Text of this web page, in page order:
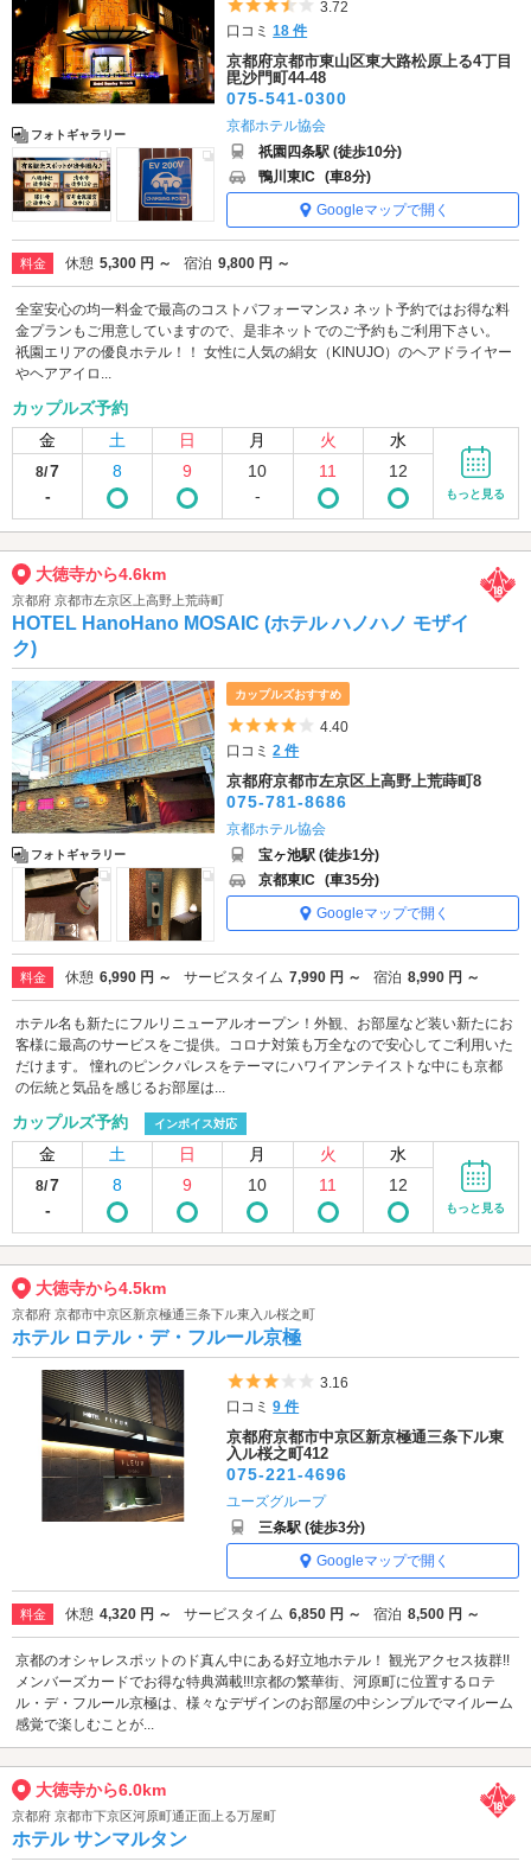
フォトギャラリー
5つ星のうち3.5
3.72
口コミ18 件
京都府京都市東山区東大路松原上る4丁目
毘沙門町44-48
075-541-0300
京都ホテル協会
祇園四条駅 (徒歩10分)
鴨川東IC (車8分)
Googleマップで開く
料金 休憩 5,300 円 ～ 宿泊 9,800 円 ～
全室安心の均一料金で最高のコストパフォーマンス♪ ネット予約ではお得な料
金プランもご用意していますので、是非ネットでのご予約もご利用下さい。
祇園エリアの優良ホテル！！ 女性に人気の絹女（KINUJO）のヘアドライヤー
やヘアアイロ...
カップルズ予約
金
土 日 月 火 水
8/7
-
8 9
10
-
11 12
もっと見る
大徳寺から4.6km
京都府 京都市左京区上高野上荒蒔町
HOTEL HanoHano MOSAIC (ホテル ハノハノ モザイ
ク)
フォトギャラリー
カップルズおすすめ
5つ星のうち4
4.40
口コミ2 件
京都府京都市左京区上高野上荒蒔町8
075-781-8686
京都ホテル協会
宝ヶ池駅 (徒歩1分)
京都東IC (車35分)
Googleマップで開く
料金 休憩 6,990 円 ～ サービスタイム 7,990 円 ～ 宿泊 8,990 円 ～
ホテル名も新たにフルリニューアルオープン！外観、お部屋など装い新たにお
客様に最高のサービスをご提供。コロナ対策も万全なので安心してご利用いた
だけます。 憧れのピンクパレスをテーマにハワイアンテイストな中にも京都
の伝統と気品を感じるお部屋は...
カップルズ予約 インボイス対応
金 土 日 月 火 水
8/7
-
8 9 10 11 12
もっと見る
大徳寺から4.5km
京都府 京都市中京区新京極通三条下ル東入ル桜之町
ホテル ロテル・デ・フルール京極
5つ星のうち3
3.16
口コミ9 件
京都府京都市中京区新京極通三条下ル東
入ル桜之町412
075-221-4696
ユーズグループ
三条駅 (徒歩3分)
Googleマップで開く
料金 休憩 4,320 円 ～ サービスタイム 6,850 円 ～ 宿泊 8,500 円 ～
京都のオシャレスポットのド真ん中にある好立地ホテル！ 観光アクセス抜群!!
メンバーズカードでお得な特典満載!!!京都の繁華街、河原町に位置するロテ
ル・デ・フルール京極は、様々なデザインのお部屋の中シンプルでマイルーム
感覚で楽しむことが...
大徳寺から6.0km
京都府 京都市下京区河原町通正面上る万屋町
ホテル サンマルタン